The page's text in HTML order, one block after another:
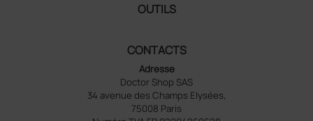
OUTILS
CONTACTS
Adresse
Doctor Shop SAS
34 avenue des Champs Elysées,
75008 Paris